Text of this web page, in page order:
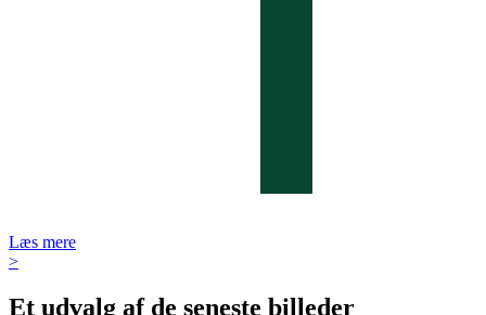
Læs mere
>
Et udvalg af de seneste billeder